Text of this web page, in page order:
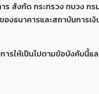
ร สังกัด กระทรวง ทบวง
นาคารและสถาบันการเงิ
ป็นไปตามข้อบังคับนี้และ